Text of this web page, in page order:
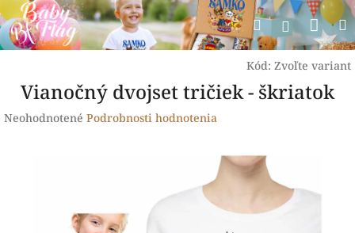
Prejsť
na
obsah
Hľadať
Kód: Zvoľte variant
Vianočný dvojset tričiek - škriatok
Priemerné
Neohodnotené Podrobnosti hodnotenia